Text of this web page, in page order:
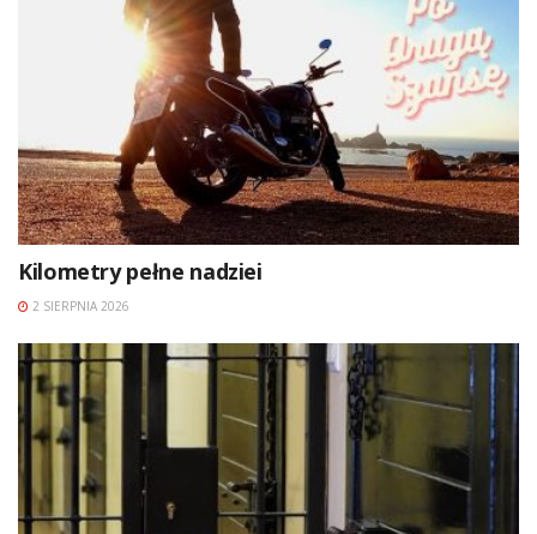
Kilometry pełne nadziei
2 SIERPNIA 2026